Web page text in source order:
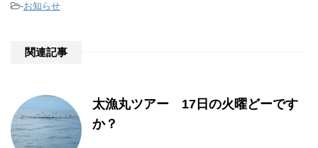
-お知らせ
関連記事
太漁丸ツアー 17日の火曜どーです
か？